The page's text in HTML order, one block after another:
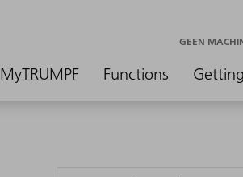
MyTRUMPF Functions
GEEN